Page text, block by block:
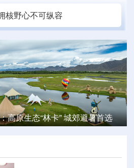
核野心不可纵容
以美学破圈